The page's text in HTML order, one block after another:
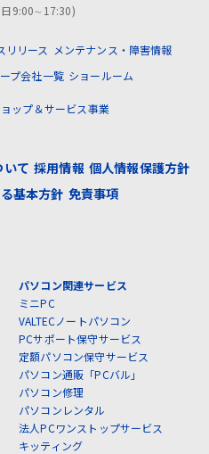
日9:00∼17:30)
リリース
メンテナンス・障害情報
プ会社一覧 ショールーム
ップ＆サービス事業
いて 採用情報 個人情報保護方針
基本方針 免責事項
パソコン関連サービス
ミニPC
VALTECノートパソコン
PCサポート保守サービス
定額パソコン保守サービス
パソコン通販「PCバル」
パソコン修理
パソコンレンタル
法人PCワンストップサービス
キッティング